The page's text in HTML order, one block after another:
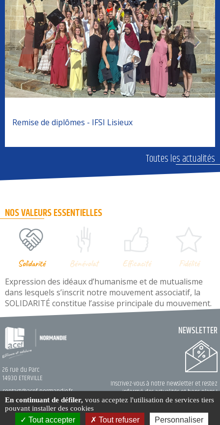
Remise de diplômes - IFSI Lisieux
Toutes les actualités
NOS VALEURS ESSENTIELLES
Solidarité Bénévolat Efficacité
Fidélité
Expression des idéaux d’humanisme et de mutualisme
dans lesquels s’inscrit notre mouvement associatif, la
SOLIDARITÉ constitue l’assise principale du mouvement.
26 rue du Parc
14930 ETERVILLE
contact@acef-normandie.fr
NEWSLETTER
Inscrivez-vous à notre newsletter et restez
informé des actualités et bons plans !
CréationMak2
HébergementMaSolutionWeb.com Gestion des cookies
Mentions légales
En continuant de défiler, vous acceptez l'utilisation de services tiers
pouvant installer des cookies
Tout accepter Tout refuser Personnaliser